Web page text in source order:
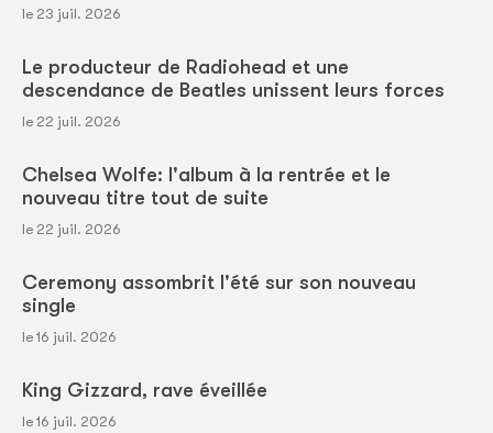
le 23 juil. 2026
Le producteur de Radiohead et une
descendance de Beatles unissent leurs forces
le 22 juil. 2026
Chelsea Wolfe: l'album à la rentrée et le
nouveau titre tout de suite
le 22 juil. 2026
Ceremony assombrit l'été sur son nouveau
single
le 16 juil. 2026
King Gizzard, rave éveillée
le 16 juil. 2026